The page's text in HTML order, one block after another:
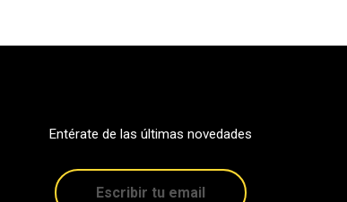
Entérate de las últimas novedades